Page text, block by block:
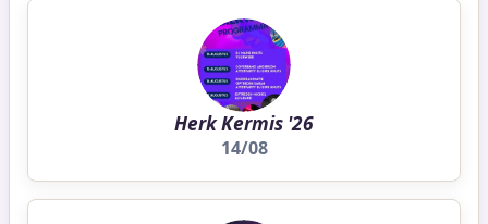
Herk Kermis '26
14/08